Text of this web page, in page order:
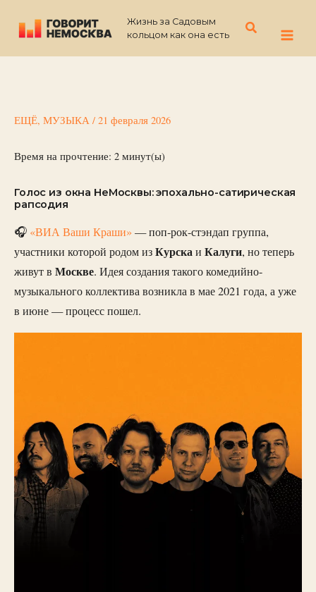
содержимому
Жизнь за Садовым
кольцом как она есть
Поиск
ЕЩЁ, МУЗЫКА / 21 февраля 2026
Время на прочтение: 2 минут(ы)
Голос из окна НеМосквы: эпохально-сатирическая
рапсодия
🎧 «ВИА Ваши Краши» — поп-рок-стэндап группа,
участники которой родом изКурскаи Калуги, но теперь
живут в Москве. Идея создания такого комедийно-
музыкального коллектива возникла в мае 2021 года, а уже
в июне — процесс пошел.